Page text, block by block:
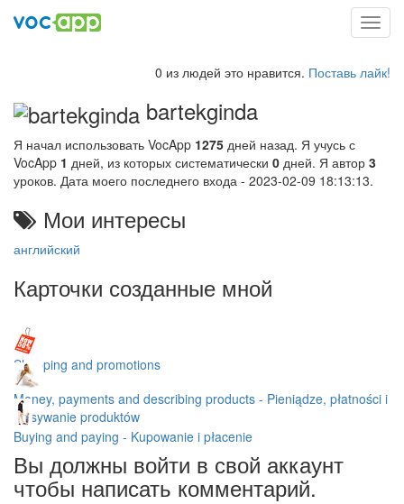
0 из людей это нравится. Поставь лайк!
bartekginda
Я начал использовать VocApp 1275 дней назад. Я учусь с
VocApp 1 дней, из которых систематически 0 дней. Я автор 3
уроков. Дата моего последнего входа - 2023-02-09 18:13:13.
Мои интересы
английский
Карточки созданные мной
Shopping and promotions
Money, payments and describing products - Pieniądze, płatności i
opisywanie produktów
Buying and paying - Kupowanie i płacenie
Вы должны войти в свой аккаунт
чтобы написать комментарий.